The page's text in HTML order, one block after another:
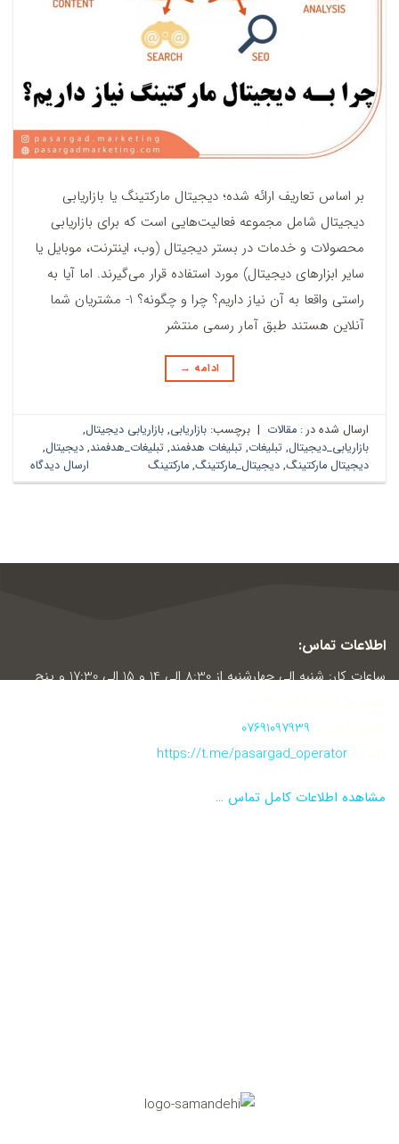
بر اساس تعاریف ارائه شده؛ دیجیتال مارکتینگ یا بازاریابی
دیجیتال شامل مجموعه فعالیت‌هایی است که برای بازاریابی
محصولات و خدمات در بستر دیجیتال (وب، اینترنت، موبایل یا
سایر ابزارهای دیجیتال) مورد استفاده قرار می‌گیرند. اما آیا به
راستی واقعا به آن نیاز داریم؟ چرا و چگونه؟ 1- مشتریان شما
آنلاین هستند طبق آمار رسمی منتشر
ادامه →
ارسال شده در :مقالات | برچسب:بازاریابی,بازاریابی دیجیتال,
بازاریابی_دیجیتال,تبلیغات,تبلیغات هدفمند,تبلیغات_هدفمند,دیجیتال,
دیجیتال مارکتینگ,دیجیتال_مارکتینگ,مارکتینگ ارسال دیدگاه
اطلاعات تماس:
ساعات کار: شنبه الی چهارشنبه از 8:30 الی 14 و 15 الی 17:30 و پنج
07691097939
https://t.me/pasargad_operator
مشاهده اطلاعات کامل تماس …